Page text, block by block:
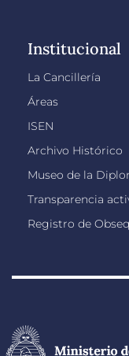
Institucional
La Cancillería
Áreas
ISEN
Archivo Histórico
Museo de la
Transparencia
Registro de